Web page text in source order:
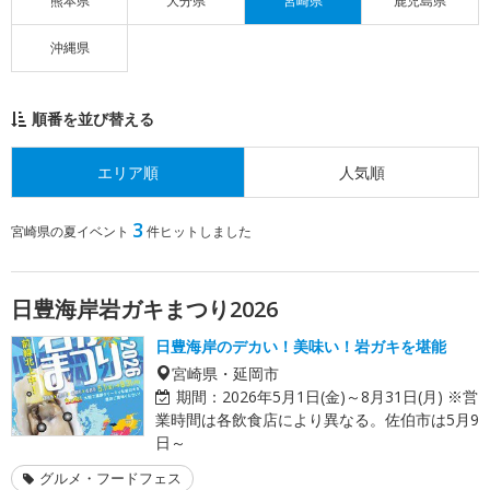
沖縄県
順番を並び替える
エリア順 人気順
宮崎県の夏イベント 3 件ヒットしました
日豊海岸岩ガキまつり2026
日豊海岸のデカい！美味い！岩ガキを堪能
宮崎県・延岡市
期間： 2026年5月1日(金)～8月31日(月) ※営
業時間は各飲食店により異なる。佐伯市は5月9
日～
グルメ・フードフェス